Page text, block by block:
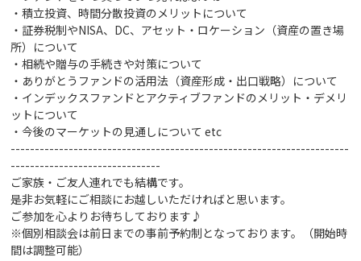
・積立投資、時間分散投資のメリットについて
・証券税制やNISA、DC、アセット・ロケーション（資産の置き場
所）について
・相続や贈与の手続きや対策について
・ありがとうファンドの活用法（資産形成・出口戦略）について
・インデックスファンドとアクティブファンドのメリット・デメリ
ットについて
・今後のマーケットの見通しについてetc
----------------------------------------------------------------------
-------------------------------
ご家族・ご友人連れでも結構です。
是非お気軽にご相談にお越しいただければと思います。
ご参加を心よりお待ちしております♪
※個別相談会は前日までの事前予約制となっております。（開始時
間は調整可能）